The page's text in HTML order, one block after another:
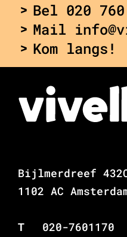
Bel 020
Mail
Kom langs!
Bijlmerdreef
1102 AC
T
020-7601170